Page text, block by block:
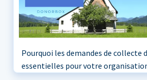
Pourquoi les demandes de collecte
essentielles pour votre